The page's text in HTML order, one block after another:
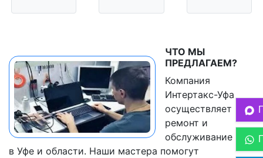
ЧТО МЫ
ПРЕДЛАГАЕМ?
Компания
Интертакс-Уфа
осуществляет
ремонт и
обслуживание ПК
в Уфе и области. Наши мастера помогут